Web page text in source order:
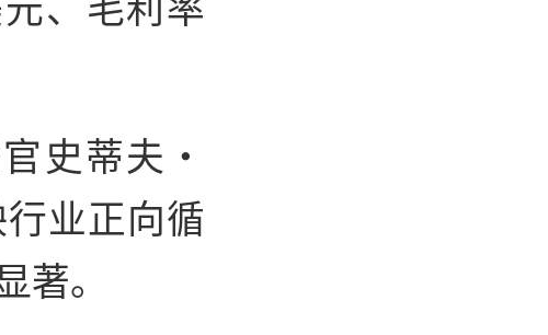
史蒂夫・
业正向循
。